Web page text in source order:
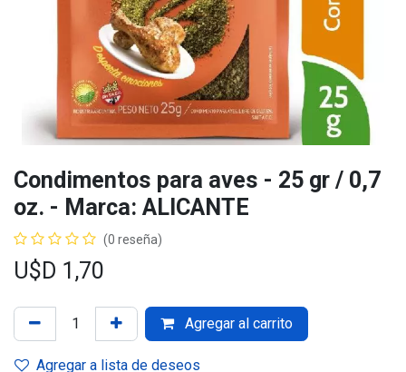
Condimentos para aves - 25 gr / 0,7
oz. - Marca: ALICANTE
(0 reseña)
U$D 1,70
Agregar al carrito
Agregar a lista de deseos